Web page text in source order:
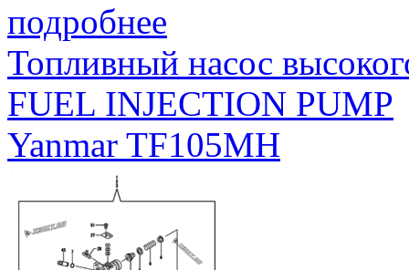
подробнее
Топливный насос
FUEL INJECTION PUMP
Yanmar TF105MH